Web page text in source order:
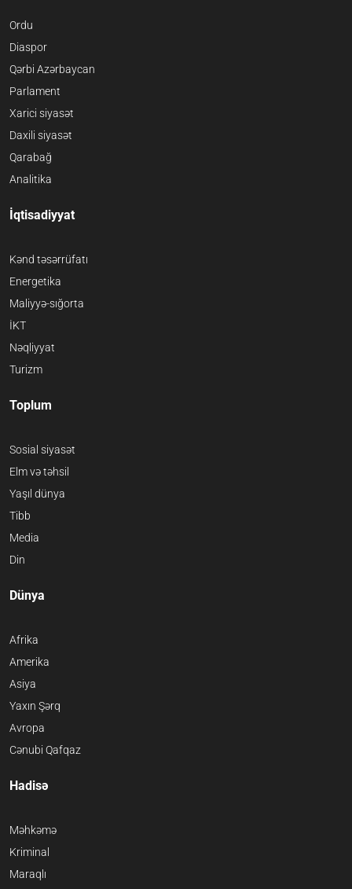
Ordu
Diaspor
Qərbi Azərbaycan
Parlament
Xarici siyasət
Daxili siyasət
Qarabağ
Analitika
İqtisadiyyat
Kənd təsərrüfatı
Energetika
Maliyyə-sığorta
İKT
Nəqliyyat
Turizm
Toplum
Sosial siyasət
Elm və təhsil
Yaşıl dünya
Tibb
Media
Din
Dünya
Afrika
Amerika
Asiya
Yaxın Şərq
Avropa
Cənubi Qafqaz
Hadisə
Məhkəmə
Kriminal
Maraqlı